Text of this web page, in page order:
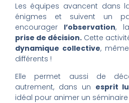
Les équipes avancent dans
énigmes et suivent un
encourager l’observation,
prise de décision.Cette
dynamique collective,
différents !
Elle permet aussi de
autrement, dans un esprit
idéal pour animer un séminaire